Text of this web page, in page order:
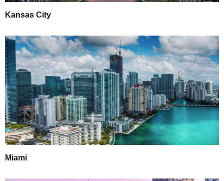
Kansas City
Miami